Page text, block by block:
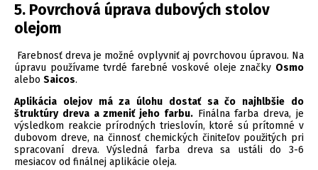
5. Povrchová úprava dubových stolov
olejom
Farebnosť dreva je možné ovplyvniť aj povrchovou úpravou. Na
úpravu používame tvrdé farebné voskové oleje značky Osmo
alebo Saicos.
Aplikácia olejov má za úlohu dostať sa čo najhlbšie do
štruktúry dreva a zmeniť jeho farbu.Finálna farba dreva, je
výsledkom reakcie prírodných trieslovín, ktoré sú prítomné v
dubovom dreve, na činnosť chemických činiteľov použitých pri
spracovaní dreva. Výsledná farba dreva sa ustáli do 3-6
mesiacov od finálnej aplikácie oleja.